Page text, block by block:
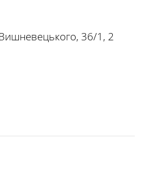
36/1, 2